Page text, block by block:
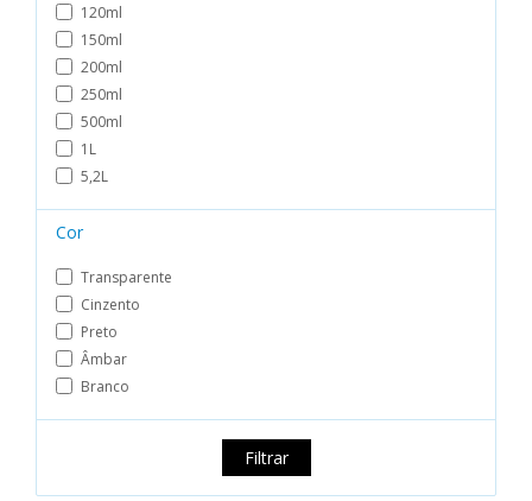
120ml
150ml
200ml
250ml
500ml
1L
5,2L
Cor
Transparente
Cinzento
Preto
Âmbar
Branco
Filtrar